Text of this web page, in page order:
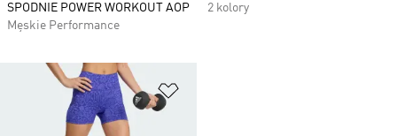
SPODNIE POWER WORKOUT AOP
Męskie Performance
2 kolory